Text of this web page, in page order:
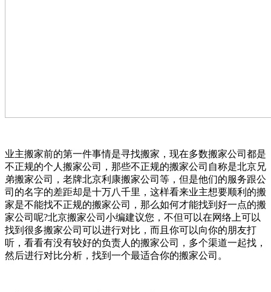
业主搬家前的第一件事情是寻找搬家，现在多数搬家公司都是
不正规的个人搬家公司，那些不正规的搬家公司自称是北京兄
弟搬家公司，老牌北京利康搬家公司等，但是他们的服务跟公
司的名字的差距却是十万八千里，这样看来业主想要顺利的搬
家是不能找不正规的搬家公司，那么如何才能找到好一点的搬
家公司呢?北京搬家公司小编建议您，不但可以在网络上可以
找到很多搬家公司可以进行对比，而且你可以向你的朋友打
听，看看有没有较好的负责人的搬家公司，多个渠道一起找，
然后进行对比分析，找到一个最适合你的搬家公司。